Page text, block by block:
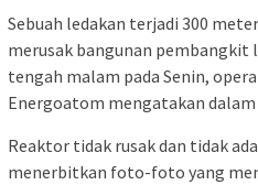
Sebuah ledakan terjadi 300
merusak bangunan
tengah malam pada Senin,
Energoatom mengatakan dalam
Reaktor tidak rusak dan tidak
menerbitkan foto-foto yang